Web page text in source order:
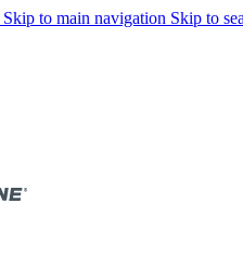
Skip to main navigation Skip to